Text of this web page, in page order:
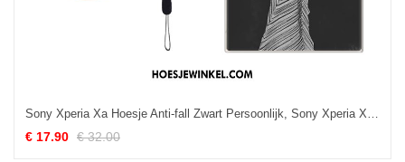
Sony Xperia Xa Hoesje Anti-fall Zwart Persoonlijk, Sony Xperia Xa Hoesje Hoes Zacht
€ 17.90 € 32.00